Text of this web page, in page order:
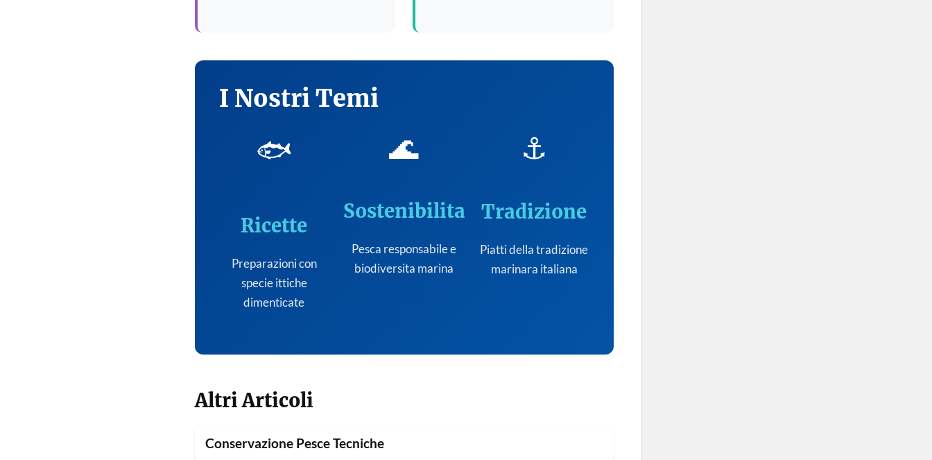
I Nostri Temi
🐟
Ricette
Preparazioni con
specie ittiche
dimenticate
🌊
Sostenibilita
Pesca responsabile e
biodiversita marina
⚓
Tradizione
Piatti della tradizione
marinara italiana
Altri Articoli
Conservazione Pesce Tecniche